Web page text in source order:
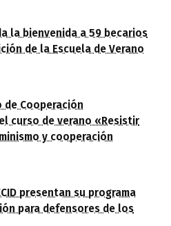
la bienvenida a 59 becarios
de la Escuela de Verano
de Cooperación
curso de verano «Resistir
y cooperación
presentan su programa
para defensores de los